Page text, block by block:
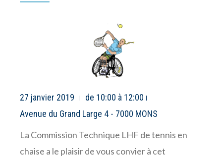
27 janvier 2019
de 10:00 à 12:00
Avenue du Grand Large 4 - 7000 MONS
La Commission Technique LHF de tennis en
chaise a le plaisir de vous convier à cet